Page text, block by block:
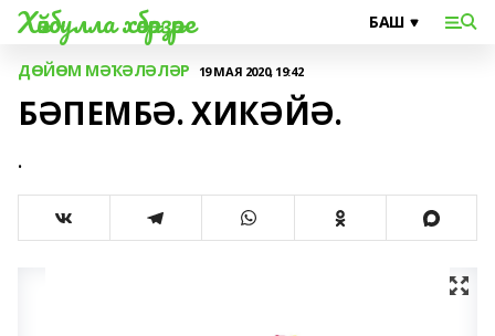
Хәйбулла хәбәрҙәре
ДӨЙӨМ МӘҠӘЛӘЛӘР 19 МАЯ 2020, 19:42
БӘПЕМБӘ. ХИКӘЙӘ.
.